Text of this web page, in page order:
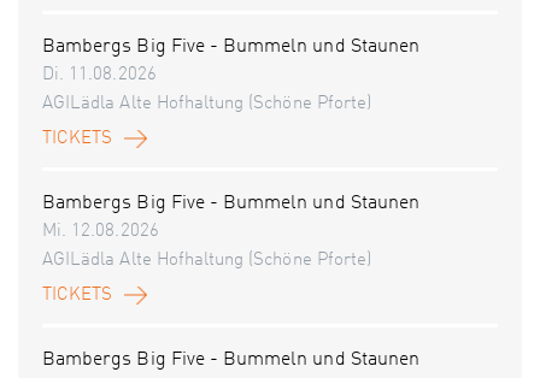
Bambergs Big Five - Bummeln und Staunen
Di. 11.08.2026
AGILädla Alte Hofhaltung (Schöne Pforte)
TICKETS
Bambergs Big Five - Bummeln und Staunen
Mi. 12.08.2026
AGILädla Alte Hofhaltung (Schöne Pforte)
TICKETS
Bambergs Big Five - Bummeln und Staunen